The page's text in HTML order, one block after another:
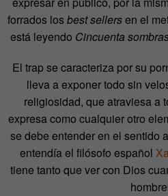
forrados losbest sellersen el
está leyendo Cincuenta
El trap se caracteriza por su
lleva a exponer todo sin
religiosidad, que atraviesa a
expresa como cualquier otro
se debe entender en el sentido
entendía el filósofo español
tiene tanto que ver con Dios